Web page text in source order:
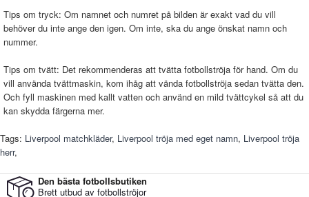
Tips om tryck: Om namnet och numret på bilden är exakt vad du vill
behöver du inte ange den igen. Om inte, ska du ange önskat namn och
nummer.
Tips om tvätt: Det rekommenderas att tvätta fotbollströja för hand. Om du
vill använda tvättmaskin, kom ihåg att vända fotbollströja sedan tvätta den.
Och fyll maskinen med kallt vatten och använd en mild tvättcykel så att du
kan skydda färgerna mer.
Tags: Liverpool matchkläder, Liverpool tröja med eget namn, Liverpool tröja
herr,
Den bästa fotbollsbutiken
Brett utbud av fotbollströjor